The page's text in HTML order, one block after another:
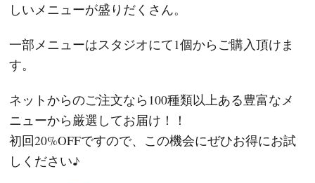
しいメニューが盛りだくさん。
一部メニューはスタジオにて1個からご購入頂けま
す。
ネットからのご注文なら100種類以上ある豊富なメ
ニューから厳選してお届け！！
初回20%OFFですので、この機会にぜひお得にお試
しください♪